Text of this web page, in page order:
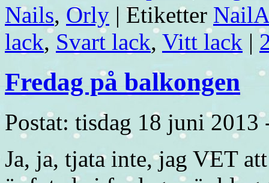
Nails, Orly | Etiketter
lack, Svart lack,Vitt lack |
Fredag på balkongen
Postat: tisdag 18 juni
Ja, ja, tjata inte, jag VET